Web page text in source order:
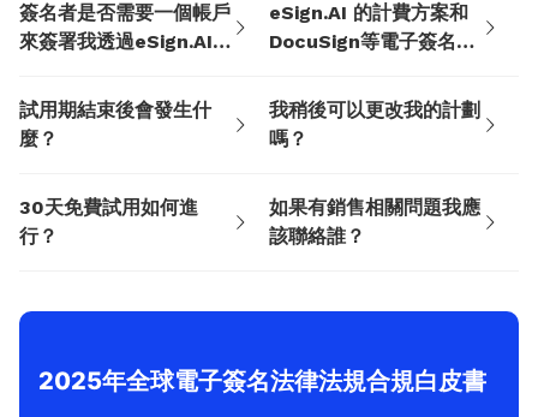
簽名者是否需要一個帳戶
來簽署我透過eSign.AI
試用期結束後會發生什
麼？
30天免費試用如何進
行？
eSign.AI 的計費方案和
DocuSign等電子簽名
勢？
我稍後可以更改我的計劃
嗎？
如果有銷售相關問題我應
該聯絡誰？
2025年全球電子簽名法律法規合規白皮書